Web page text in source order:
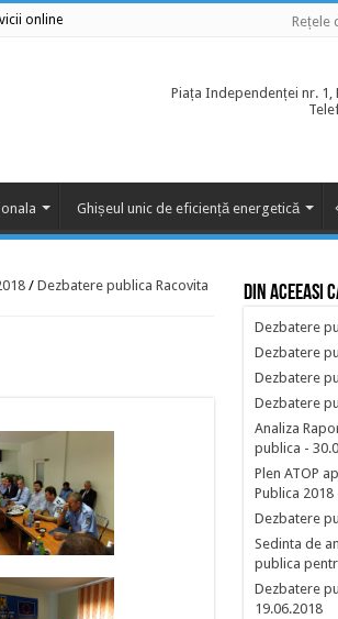
online Rețele
Piața Independenței nr.
Ghișeul unic de eficiență energetică
/ Dezbatere publica Racovita
Din aceeasi
Dezbatere
Dezbatere
Dezbatere
Dezbatere
Analiza
publica -
Plen ATOP
Publica 2018
Dezbatere
Sedinta de
publica
Dezbatere
19.06.2018